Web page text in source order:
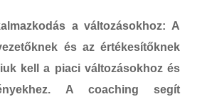
a változásokhoz: A
és az értékesítőknek
kell a piaci változásokhoz és
A coaching segít